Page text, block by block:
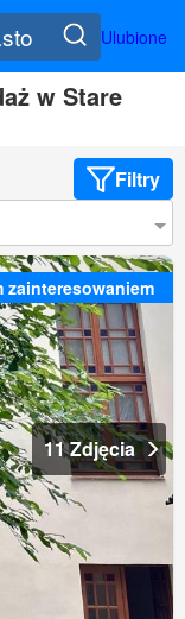
Ulubione
w Stare
Filtry
zainteresowaniem
11 Zdjęcia